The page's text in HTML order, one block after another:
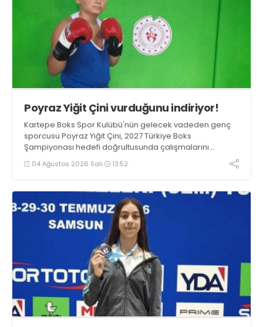
Poyraz Yiğit Çini vurduğunu indiriyor!
Kartepe Boks Spor Kulübü'nün gelecek vadeden genç
sporcusu Poyraz Yiğit Çini, 2027 Türkiye Boks
Şampiyonası hedefi doğrultusunda çalışmalarını
aralıksız sürdürüyor.
04 Ağustos 2026 Salı 13:52